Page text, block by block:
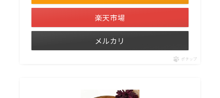
楽天市場
メルカリ
ポチップ